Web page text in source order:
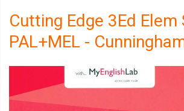
Cutting Edge 3Ed Elem
PAL+MEL -